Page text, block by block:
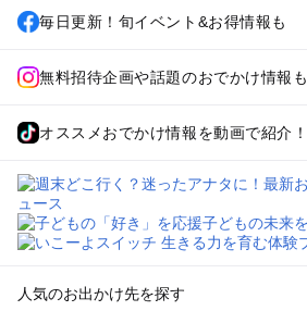
毎日更新！旬イベント&お得情報も
無料招待企画や話題のおでかけ情報も
オススメおでかけ情報を動画で紹介！
人気のお出かけ先を探す